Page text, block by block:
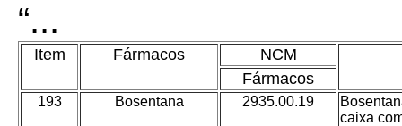
“...
Item Fármacos
NCM
Fármacos
193 Bosentana 2935.00.19
caixa